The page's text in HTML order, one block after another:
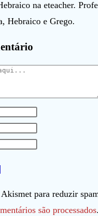
na eteacher.
Hebraico e Grego.
para reduzir
são processados.